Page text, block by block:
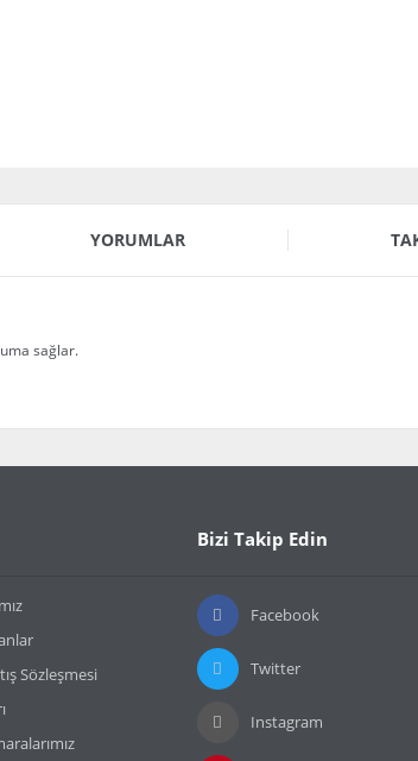
YORUMLAR
sağlar.
Bu ürüne ilk yorumu siz yapın!
Yorum Yaz
ve diğer konularda yetersiz gördüğünüz noktaları
Sözleşmesi
Bizi Takip Edin
Facebook
Twitter
Instagram